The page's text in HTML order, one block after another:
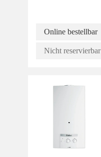
Online bestellbar
Nicht reservierbar